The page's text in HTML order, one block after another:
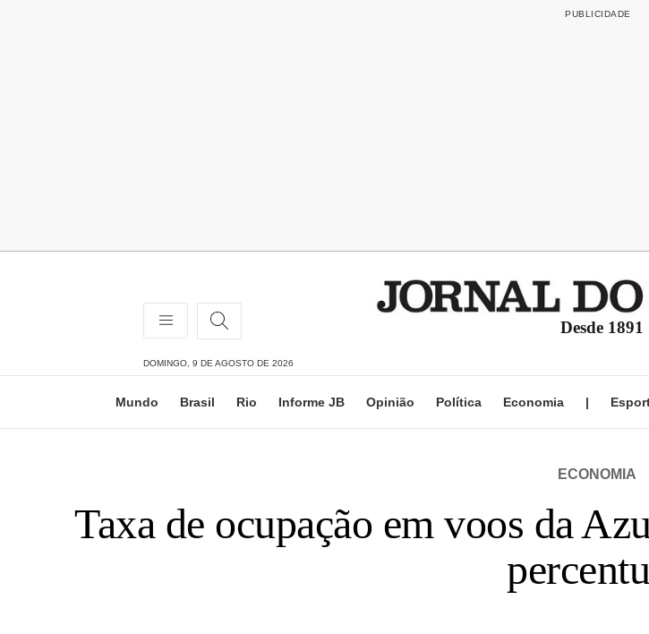
Desde 1891
DOMINGO, 9 DE AGOSTO DE 2026
Mundo Brasil Rio Informe JB Opinião Política Economia |
ECONOMIA
Taxa de ocupação em voos da